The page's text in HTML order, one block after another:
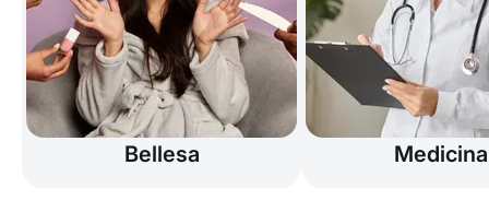
Bellesa Medicina